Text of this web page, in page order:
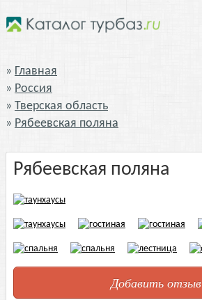
Главная
Россия
Тверская область
Рябеевская поляна
Рябеевская поляна
Добавить отзыв